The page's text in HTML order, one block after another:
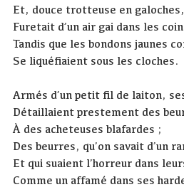
Et, douce trotteuse en galoches,
Furetait d’un air gai dans les
Tandis que les bondons jaunes
Se liquéfiaient sous les cloches.
Armés d’un petit fil de laiton,
Détaillaient prestement des
À des acheteuses blafardes ;
Des beurres, qu’on savait d’un
Et qui suaient l’horreur dans
Comme un affamé dans ses